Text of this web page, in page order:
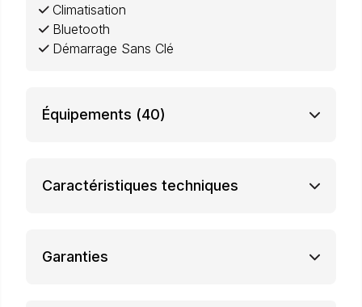
Climatisation
Bluetooth
Démarrage Sans Clé
Équipements (40)
Caractéristiques techniques
Garanties